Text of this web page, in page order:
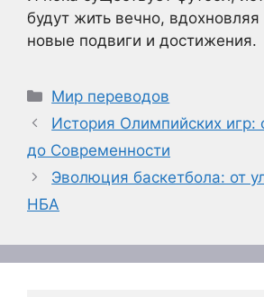
будут жить вечно,
новые подвиги и достижения.
Рубрики
Мир переводов
История Олимпийских игр:
до Современности
Эволюция баскетбола: от
НБА